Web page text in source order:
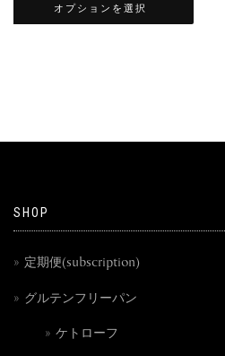
オプションを選択
SHOP
定期便(subscription)
グルテンフリーパン
ケトローフ